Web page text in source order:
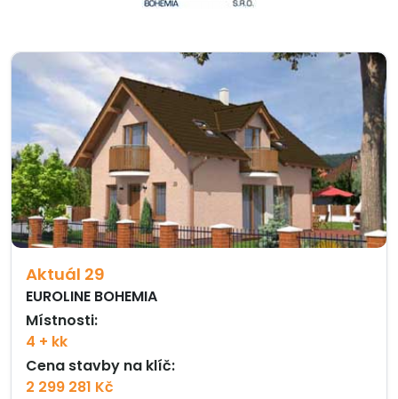
Aktuál 29
EUROLINE BOHEMIA
Místnosti:
4 + kk
Cena stavby na klíč:
2 299 281 Kč